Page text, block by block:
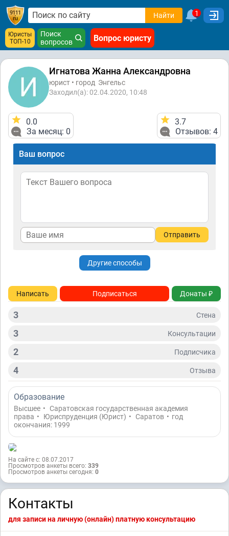
Найти 1
Юристы
ТОП-10
Поиск
вопросов
Вопрос юристу
Игнатова Жанна Александровна
юрист • город Энгельс
Заходил(а): 02.04.2020, 10:48
0.0
За месяц: 0
3.7
Отзывов: 4
Ваш вопрос
Отправить
Другие способы
Написать Подписаться Донаты ₽
3 Стена
3 Консультации
2 Подписчикa
4 Отзывa
Образование
Высшее •
Саратовская государственная академия
права • Юриспруденция (Юрист) • Саратов • год
окончания: 1999
На сайте с: 08.07.2017
Просмотров анкеты всего: 339
Просмотров анкеты сегодня: 0
Контакты
для записи на личную (онлайн) платную консультацию